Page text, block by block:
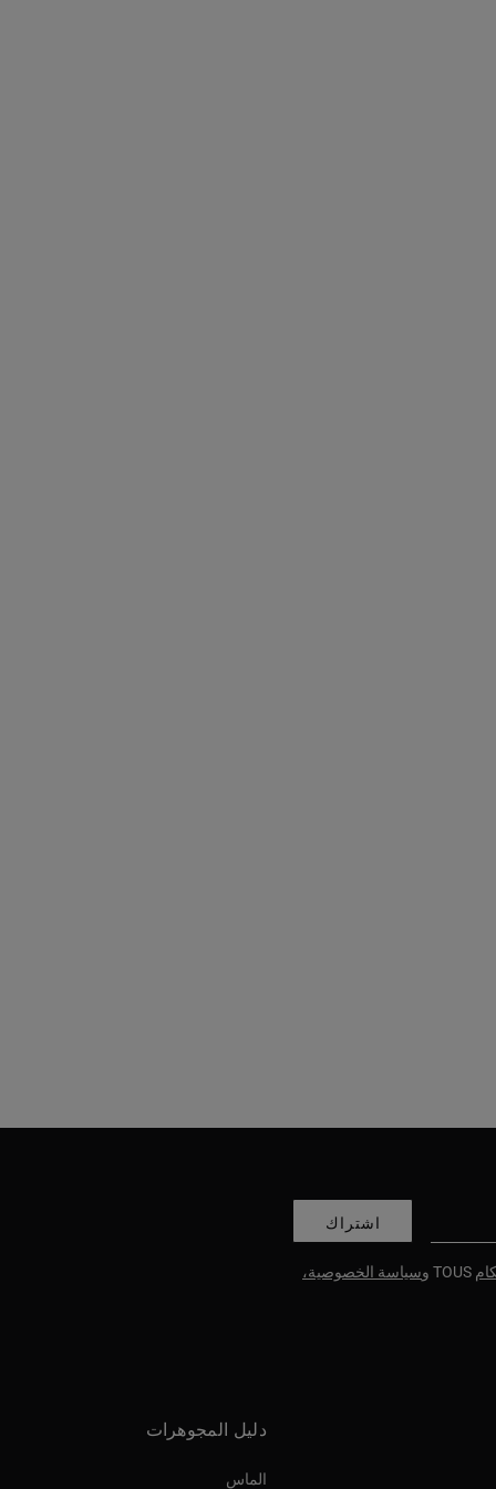
اشتراك
سياسة الخصوصية،
دليل المجوهرات
الماس